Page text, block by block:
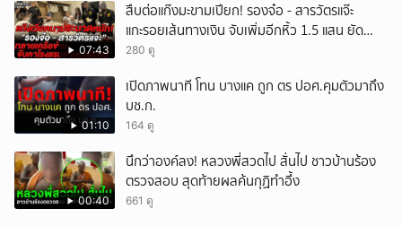
07:43
สืบต่อแก๊งมะขามเปียก! รองจ๋อ - สารวัตรแจ๊ะ
แกะรอยเส้นทางเงิน จับเพิ่มอีกหิ้ว 1.5 แสน ยัด
สินบน
280 ดู
01:10
เปิดภาพนาที โทน บางแค ถูก ตร ปอศ.คุมตัวมาถึง
บช.ก.
164 ดู
00:40
นึกว่าองค์ลง! หลวงพี่สวดไป สั่นไป ชาวบ้านร้อง
ตรวจสอบ สุดท้ายผลค้นกุฏิทำอึ้ง
661 ดู